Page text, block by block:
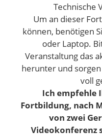
Technische
Um an dieser
können, benötigen
oder Laptop.
Veranstaltung das
herunter und sorgen
voll
Ich empfehle
Fortbildung, nach
von zwei
Videokonferenz